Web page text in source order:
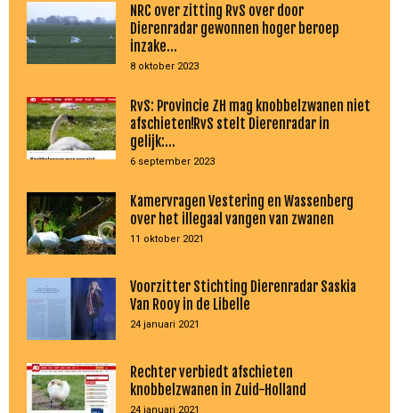
NRC over zitting RvS over door
Dierenradar gewonnen hoger beroep
inzake...
8 oktober 2023
RvS: Provincie ZH mag knobbelzwanen niet
afschieten!RvS stelt Dierenradar in
gelijk:...
6 september 2023
Kamervragen Vestering en Wassenberg
over het illegaal vangen van zwanen
11 oktober 2021
Voorzitter Stichting Dierenradar Saskia
Van Rooy in de Libelle
24 januari 2021
Rechter verbiedt afschieten
knobbelzwanen in Zuid-Holland
24 januari 2021